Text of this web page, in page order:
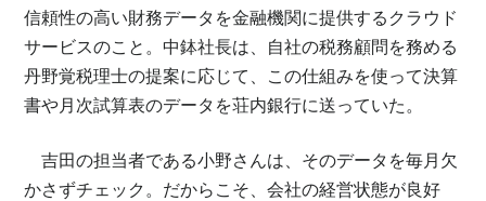
信頼性の高い財務データを金融機関に提供するクラウド
サービスのこと。中鉢社長は、自社の税務顧問を務める
丹野覚税理士の提案に応じて、この仕組みを使って決算
書や月次試算表のデータを荘内銀行に送っていた。
吉田の担当者である小野さんは、そのデータを毎月欠
かさずチェック。だからこそ、会社の経営状態が良好